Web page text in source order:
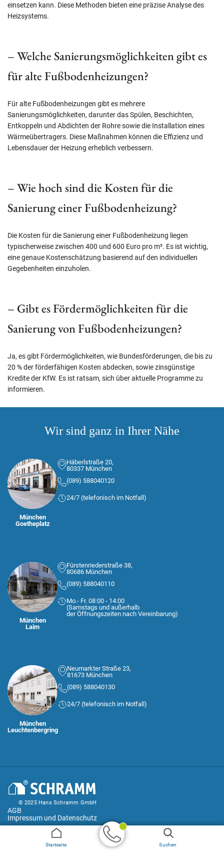
einsetzen kann. Diese Methoden bieten eine präzise Analyse des
Heizsystems.
– Welche Sanierungsmöglichkeiten gibt es
für alte Fußbodenheizungen?
Für alte Fußbodenheizungen gibt es mehrere
Sanierungsmöglichkeiten, darunter das Spülen, Beschichten,
Entkoppeln und Abdichten der Rohre sowie die Installation eines
Wärmeübertragers. Diese Maßnahmen können die Effizienz und
Lebensdauer der Heizung erheblich verbessern.
– Wie hoch sind die Kosten für die
Sanierung einer Fußbodenheizung?
Die Kosten für die Sanierung einer Fußbodenheizung liegen
typischerweise zwischen 400 und 600 Euro pro m². Es ist wichtig,
eine genaue Kostenschätzung basierend auf den individuellen
Gegebenheiten einzuholen.
– Gibt es Fördermöglichkeiten für die
Sanierung von Fußbodenheizungen?
Ja, es gibt Fördermöglichkeiten, wie Bundesförderungen, die bis zu
20 % der förderfähigen Kosten abdecken, sowie zinsgünstige
Kredite der KfW. Es ist ratsam, sich über aktuelle Programme zu
informieren.
Wir sind ganz in Ihrer Nähe
München
Goetheplatz
Häberlstraße 20,
80337 München
(089) 588040120
24/7 (telefonisch im Notfall)
München
Laim
Fürstenriederstraße 38,
80686 München
(089) 588040110
Mo.- Fr. 08:00 - 14:00
(Samstags und außerhalb
der Öffnungszeiten nach Vereinbarung)
München
Leuchtenbergring
Neumarkter Straße 23,
81673 München
(089) 588040130
24/7 (telefonisch im Notfall)
© 2025 Hans Schramm GmbH
AGB
Impressum und Datenschutz
Startseite Suchen